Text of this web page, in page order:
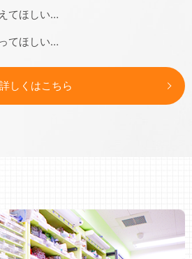
てほしい…
てほしい…
詳しくはこちら